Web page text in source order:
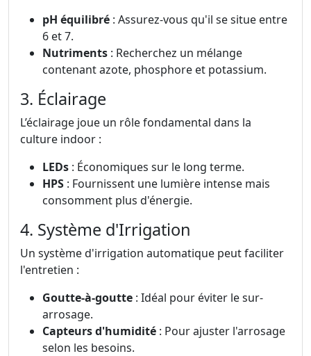
pH équilibré : Assurez-vous qu'il se situe entre
6 et 7.
Nutriments : Recherchez un mélange
contenant azote, phosphore et potassium.
3. Éclairage
L’éclairage joue un rôle fondamental dans la
culture indoor :
LEDs : Économiques sur le long terme.
HPS : Fournissent une lumière intense mais
consomment plus d'énergie.
4. Système d'Irrigation
Un système d'irrigation automatique peut faciliter
l'entretien :
Goutte-à-goutte : Idéal pour éviter le sur-
arrosage.
Capteurs d'humidité : Pour ajuster l'arrosage
selon les besoins.